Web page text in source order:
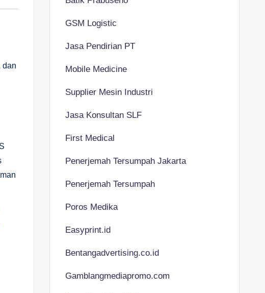
dan
GSM Logistic
Jasa Pendirian PT
Mobile Medicine
Supplier Mesin Industri
Jasa Konsultan SLF
First Medical
Penerjemah Tersumpah Jakarta
Penerjemah Tersumpah
Poros Medika
Easyprint.id
Bentangadvertising.co.id
Gamblangmediapromo.com